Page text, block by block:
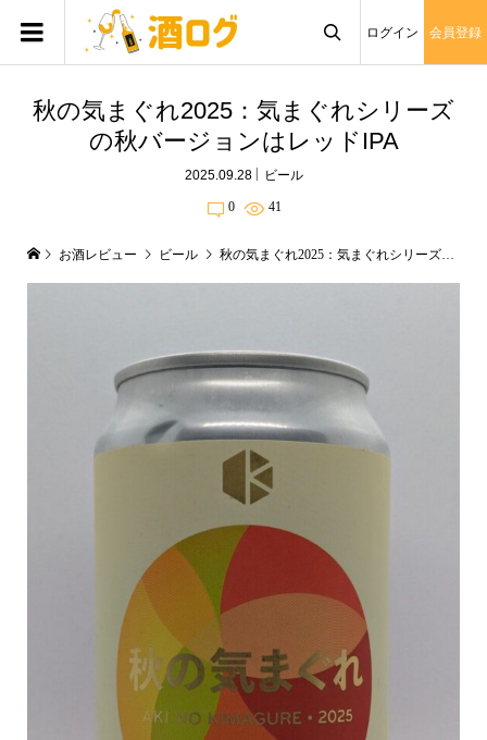

ログイン 会員登録
秋の気まぐれ2025：気まぐれシリーズ
の秋バージョンはレッドIPA
2025.09.28 ビール
0 41
お酒レビュー ビール 秋の気まぐれ2025：気まぐれシリーズの秋バージョンはレッドIPA